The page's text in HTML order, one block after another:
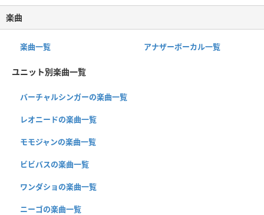
楽曲
楽曲一覧 アナザーボーカル一覧
ユニット別楽曲一覧
バーチャルシンガーの楽曲一覧
レオニードの楽曲一覧
モモジャンの楽曲一覧
ビビバスの楽曲一覧
ワンダショの楽曲一覧
ニーゴの楽曲一覧